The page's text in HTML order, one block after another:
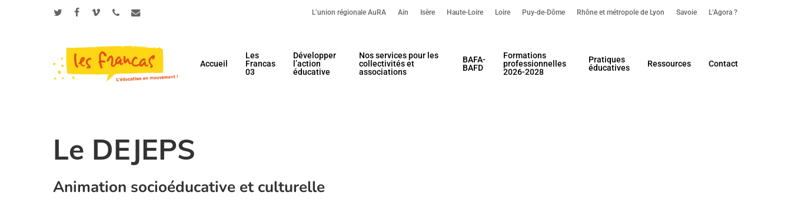
Panneau de gestion des cookies L’union régionale AuRA Ain Isère Haute-Loire Loire Puy-de-Dôme Rhône et métropole de Lyon Savoie L’Agora ?
Accueil
Les
Francas
03
Développer
l’action
éducative
Nos services pour les
collectivités et
associations
BAFA-
BAFD
Formations
professionnelles
2026-2028
Pratiques
éducatives
Ressources Contact
Le DEJEPS
Animation socioéducative et culturelle